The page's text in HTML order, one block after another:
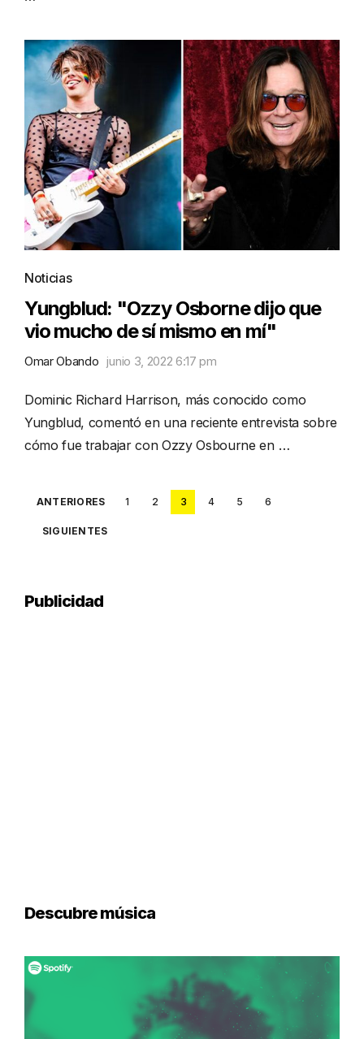
Noticias
Yungblud: "Ozzy Osborne dijo que
vio mucho de sí mismo en mí"
Omar Obando junio 3, 2022 6:17 pm
Dominic Richard Harrison, más conocido como
Yungblud, comentó en una reciente entrevista sobre
cómo fue trabajar con Ozzy Osbourne en …
Posts
pagination
ANTERIORES 1 2 3 4 5 6
SIGUIENTES
Publicidad
Descubre música